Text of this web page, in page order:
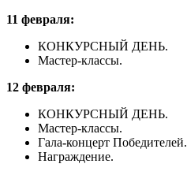
11 февраля:
КОНКУРСНЫЙ ДЕНЬ.
Мастер-классы.
12 февраля:
КОНКУРСНЫЙ ДЕНЬ.
Мастер-классы.
Гала-концерт Победителей.
Награждение.